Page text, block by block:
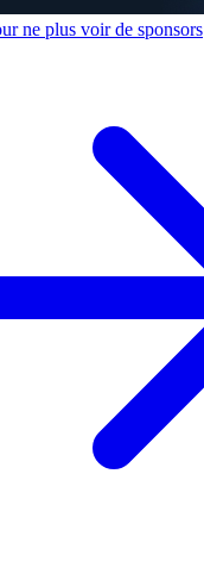
ne plus voir de sponsors